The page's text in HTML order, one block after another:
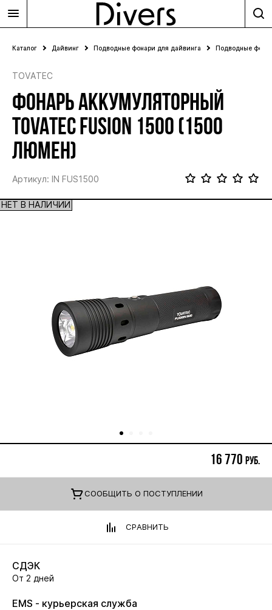
Каталог Дайвинг Подводные фонари для дайвинга Подводные
TOVATEC
ФОНАРЬ АККУМУЛЯТОРНЫЙ
TOVATEC FUSION 1500 (1500
ЛЮМЕН)
Артикул: IN FUS1500
НЕТ В НАЛИЧИИ
16 770 руб.
CООБЩИТЬ О ПОСТУПЛЕНИИ
СРАВНИТЬ
СДЭК
От 2 дней
EMS - курьерская служба